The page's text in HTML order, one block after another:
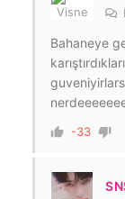
Bahaneye
-33